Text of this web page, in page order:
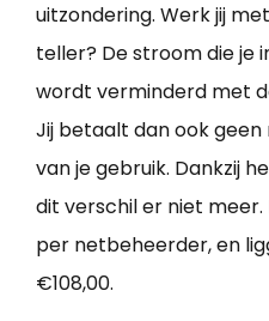
uitzondering. Werk jij
teller? De stroom die
wordt verminderd met
Jij betaalt dan ook
van je gebruik. Dankzij
dit verschil er niet
per netbeheerder, en
€108,00.